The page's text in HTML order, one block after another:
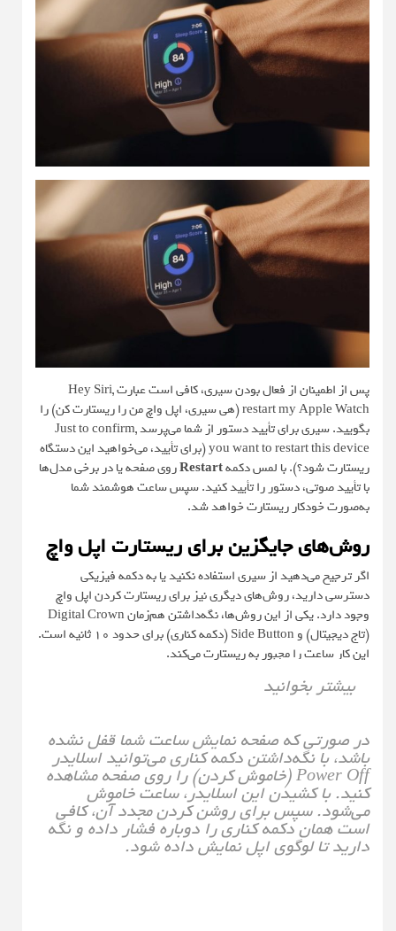
پس از اطمینان از فعال بودن سیری، کافی است عبارت Hey Siri,
restart my Apple Watch (هی سیری، اپل واچ من را ریستارت کن) را
بگویید. سیری برای تأیید دستور از شما می‌پرسد Just to confirm,
you want to restart this device (برای تأیید، می‌خواهید این دستگاه
ریستارت شود؟). با لمس دکمهRestartروی صفحه یا در برخی مدل‌ها
با تأیید صوتی، دستور را تأیید کنید. سپس ساعت هوشمند شما
به‌صورت خودکار ریستارت خواهد شد.
روش‌های جایگزین برای ریستارت اپل واچ
اگر ترجیح می‌دهید از سیری استفاده نکنید یا به دکمه فیزیکی
دسترسی دارید، روش‌های دیگری نیز برای ریستارت کردن اپل واچ
وجود دارد. یکی از این روش‌ها، نگه‌داشتن هم‌زمان Digital Crown
(تاج دیجیتال) و Side Button (دکمه کناری) برای حدود ۱۰ ثانیه است.
این کار ساعت را مجبور به ریستارت می‌کند.
بیشتر بخوانید
در صورتی که صفحه نمایش ساعت شما قفل نشده
باشد، با نگه‌داشتن دکمه کناری می‌توانید اسلایدر
Power Off (خاموش کردن) را روی صفحه مشاهده
کنید. با کشیدن این اسلایدر، ساعت خاموش
می‌شود. سپس برای روشن کردن مجدد آن، کافی
است همان دکمه کناری را دوباره فشار داده و نگه
دارید تا لوگوی اپل نمایش داده شود.